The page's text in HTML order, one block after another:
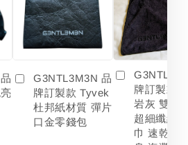
G3NTL3M3N 品
牌訂製款 Tyvek
杜邦紙材質 彈片
口金零錢包
牌訂製款
岩灰 雙色
超細纖維
巾 速乾 吸